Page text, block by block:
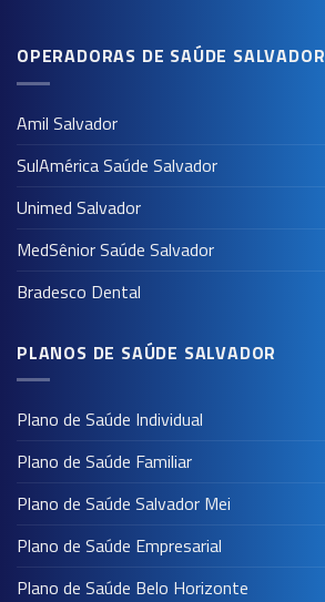
OPERADORAS DE SAÚDE SALVADOR
Amil Salvador
SulAmérica Saúde Salvador
Unimed Salvador
MedSênior Saúde Salvador
Bradesco Dental
PLANOS DE SAÚDE SALVADOR
Plano de Saúde Individual
Plano de Saúde Familiar
Plano de Saúde Salvador Mei
Plano de Saúde Empresarial
Plano de Saúde Belo Horizonte